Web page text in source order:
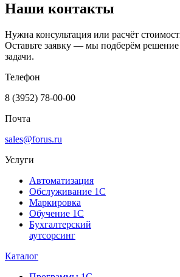
Наши контакты
Нужна консультация или расчёт
Оставьте заявку — мы подберём
задачи.
Телефон
8 (3952) 78-00-00
Почта
sales@forus.ru
Услуги
Автоматизация
Обслуживание 1С
Маркировка
Обучение 1С
Бухгалтерский
аутсорсинг
Каталог